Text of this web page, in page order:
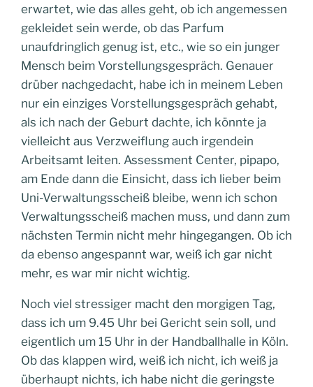
erwartet, wie das alles geht, ob ich angemessen
gekleidet sein werde, ob das Parfum
unaufdringlich genug ist, etc., wie so ein junger
Mensch beim Vorstellungsgespräch. Genauer
drüber nachgedacht, habe ich in meinem Leben
nur ein einziges Vorstellungsgespräch gehabt,
als ich nach der Geburt dachte, ich könnte ja
vielleicht aus Verzweiflung auch irgendein
Arbeitsamt leiten. Assessment Center, pipapo,
am Ende dann die Einsicht, dass ich lieber beim
Uni-Verwaltungsscheiß bleibe, wenn ich schon
Verwaltungsscheiß machen muss, und dann zum
nächsten Termin nicht mehr hingegangen. Ob ich
da ebenso angespannt war, weiß ich gar nicht
mehr, es war mir nicht wichtig.
Noch viel stressiger macht den morgigen Tag,
dass ich um 9.45 Uhr bei Gericht sein soll, und
eigentlich um 15 Uhr in der Handballhalle in Köln.
Ob das klappen wird, weiß ich nicht, ich weiß ja
überhaupt nichts, ich habe nicht die geringste